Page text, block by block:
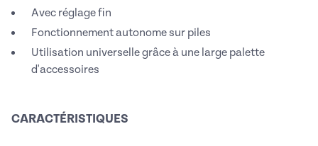
Avec réglage fin
Fonctionnement autonome sur piles
Utilisation universelle grâce à une large palette
d'accessoires
CARACTÉRISTIQUES